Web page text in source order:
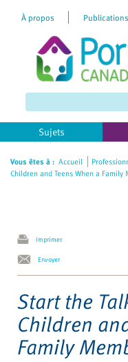
website
includes
an
accessibility
system.
À propos Publications
Sujets
Vous êtes à : Accueil
Children and Teens When a Family
Imprimer
Envoyer
Start the
Children
Family